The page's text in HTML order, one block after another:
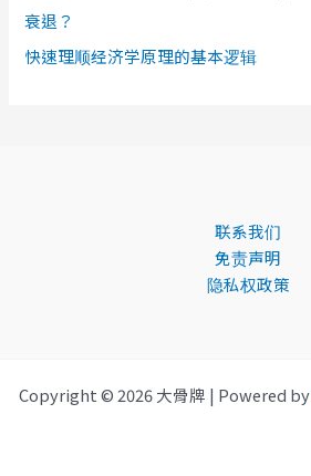
衰退？
快速理顺经济学原理的基本逻辑
联系我们
免责声明
隐私权政策
Copyright © 2026 大骨牌 | Powered by